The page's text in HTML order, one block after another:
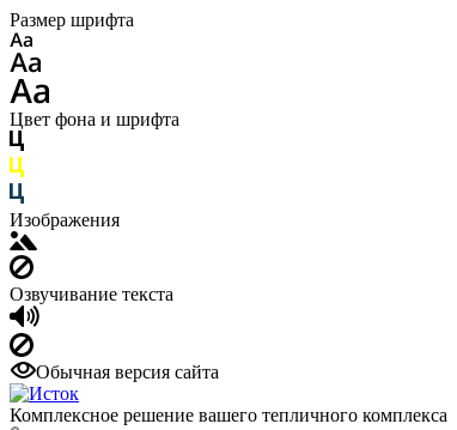
Размер шрифта
Цвет фона и шрифта
Изображения
Озвучивание текста
Обычная версия сайта
Комплексное решение вашего тепличного комплекса